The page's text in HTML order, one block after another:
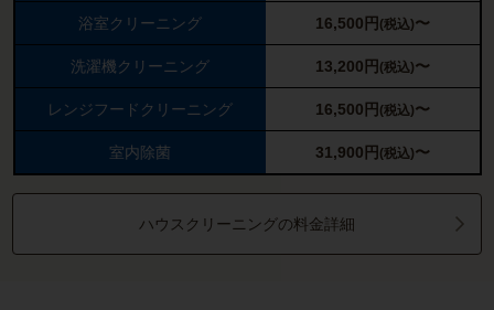
浴室クリーニング 16,500 円 (税込)〜
洗濯機クリーニング 13,200 円 (税込)〜
レンジフードクリーニング 16,500 円 (税込)〜
室内除菌 31,900 円 (税込)〜
ハウスクリーニングの料金詳細